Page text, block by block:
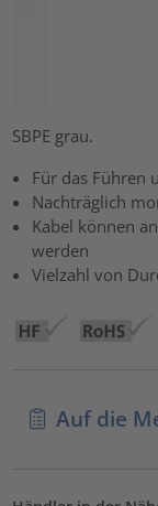
SBPE grau.
Für das Führen
Nachträglich
Kabel können
werden
Vielzahl von
Auf die